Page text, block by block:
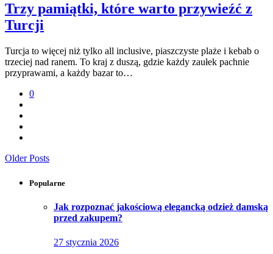
Trzy pamiątki, które warto przywieźć z
Turcji
Turcja to więcej niż tylko all inclusive, piaszczyste plaże i kebab o
trzeciej nad ranem. To kraj z duszą, gdzie każdy zaułek pachnie
przyprawami, a każdy bazar to…
0
Older Posts
Popularne
Jak rozpoznać jakościową elegancką odzież damską
przed zakupem?
27 stycznia 2026